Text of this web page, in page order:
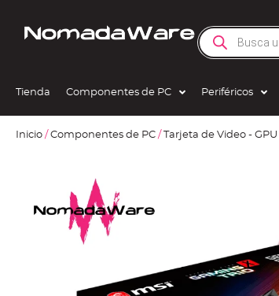
Tienda Componentes de PC Periféricos
Inicio / Componentes de PC / Tarjeta de Video - GPU